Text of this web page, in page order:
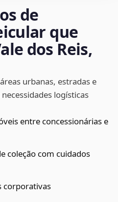
de
que
dos Reis,
urbanas, estradas e
logísticas
entre concessionárias e
coleção com cuidados
corporativas